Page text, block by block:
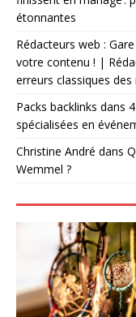
étonnantes
Rédacteurs web :
votre contenu ! |
erreurs classiques
Packs backlinks dans
spécialisées en
Christine André dans
Wemmel ?